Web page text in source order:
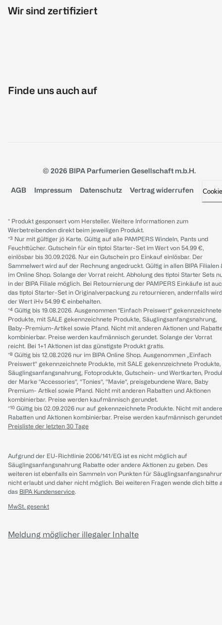
Wir sind zertifiziert
Finde uns auch auf
© 2026 BIPA Parfumerien Gesellschaft m.b.H.
AGB Impressum Datenschutz Vertrag widerrufen
* Produkt gesponsert vom Hersteller. Weitere Informationen zum
Werbetreibenden direkt beim jeweiligen Produkt.
*³ Nur mit gültiger jö Karte. Gültig auf alle PAMPERS Windeln, Pants und
Feuchttücher. Gutschein für ein tiptoi Starter-Set im Wert von 54.99 €,
einlösbar bis 30.09.2026. Nur ein Gutschein pro Einkauf einlösbar. Der
Sammelwert wird auf der Rechnung angedruckt. Gültig in allen BIPA Filialen
im Online Shop. Solange der Vorrat reicht. Abholung des tiptoi Starter Sets
in der BIPA Filiale möglich. Bei Retournierung der PAMPERS Einkäufe ist
das tiptoi Starter-Set in Originalverpackung zu retournieren, andernfalls wird
der Wert iHv 54.99 € einbehalten.
*⁴ Gültig bis 19.08.2026. Ausgenommen "Einfach Preiswert" gekennzeichnete
Produkte, mit SALE gekennzeichnete Produkte, Säuglingsanfangsnahrung,
Baby-Premium-Artikel sowie Pfand. Nicht mit anderen Aktionen und
kombinierbar. Preise werden kaufmännisch gerundet. Solange der Vorrat
reicht. Bei 1+1 Aktionen ist das günstigste Produkt gratis.
*⁸ Gültig bis 12.08.2026 nur im BIPA Online Shop. Ausgenommen „Einfach
Preiswert“ gekennzeichnete Produkte, mit SALE gekennzeichnete Produkte,
Säuglingsanfangsnahrung, Fotoprodukte, Gutschein- und Wertkarten,
der Marke “Accessories“, “Tonies“, “Mavie“, preisgebundene Ware, Baby
Premium- Artikel sowie Pfand. Nicht mit anderen Rabatten und Aktionen
kombinierbar. Preise werden kaufmännisch gerundet.
*¹⁰ Gültig bis 02.09.2026 nur auf gekennzeichnete Produkte. Nicht mit
Rabatten und Aktionen kombinierbar. Preise werden kaufmännisch
Preisliste der letzten 30 Tage
Aufgrund der EU-Richtlinie 2006/141/EG ist es nicht möglich auf
Säuglingsanfangsnahrung Rabatte oder andere Aktionen zu geben. Des
weiteren ist ebenfalls ein Sammeln von Punkten für
nicht erlaubt und daher nicht möglich. Bei weiteren Fragen wende dich bitte
das BIPA Kundenservice.
MwSt. gesenkt
Meldung möglicher illegaler Inhalte